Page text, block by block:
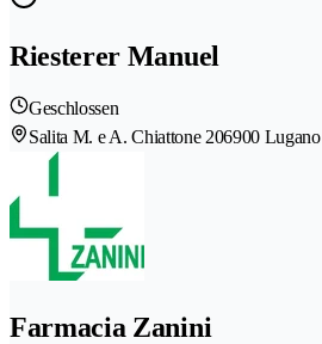
Riesterer Manuel
Geschlossen
Salita M. e A. Chiattone 206900 Lugano
Farmacia Zanini